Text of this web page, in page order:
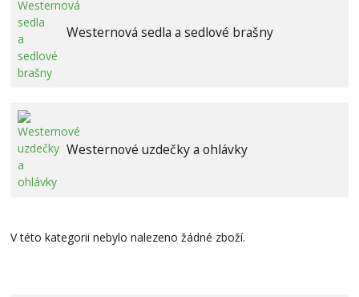
Westernová sedla a sedlové brašny
Westernové uzdečky a ohlávky
V této kategorii nebylo nalezeno žádné zboží.